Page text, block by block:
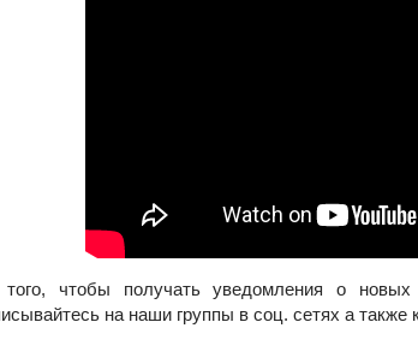
чтобы получать уведомления о новых
на наши группы в соц. сетях а также